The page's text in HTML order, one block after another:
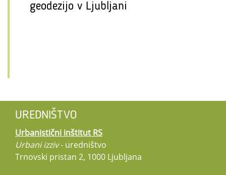
geodezijo v Ljubljani
UREDNIŠTVO
Urbanistični inštitut RS
Urbani izziv- uredništvo
Trnovski pristan 2, 1000 Ljubljana